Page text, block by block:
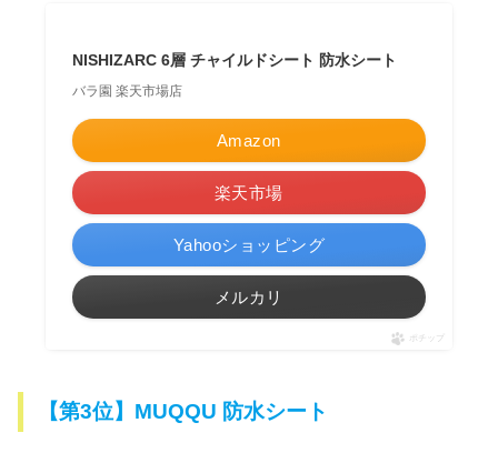
NISHIZARC 6層 チャイルドシート 防水シート
バラ園 楽天市場店
Amazon
楽天市場
Yahooショッピング
メルカリ
ポチップ
【第3位】MUQQU 防水シート